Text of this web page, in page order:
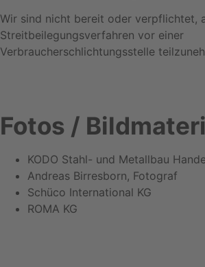
Wir sind nicht bereit oder verpflichtet,
Streitbeilegungsverfahren vor einer
Verbraucherschlichtungsstelle
Fotos /
KODO Stahl- und Metallbau
Andreas Birresborn, Fotograf
Schüco International KG
ROMA KG